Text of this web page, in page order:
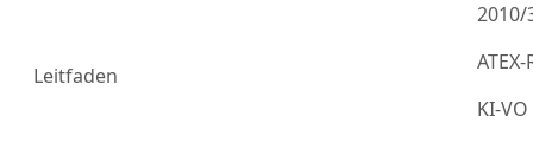
Leitfaden
2010/
KI-